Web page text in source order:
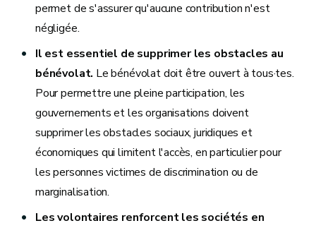
permet de s'assurer qu'aucune contribution n'est
négligée.
Il est essentiel de supprimer les obstacles au
bénévolat. Le bénévolat doit être ouvert à tous·tes.
Pour permettre une pleine participation, les
gouvernements et les organisations doivent
supprimer les obstacles sociaux, juridiques et
économiques qui limitent l'accès, en particulier pour
les personnes victimes de discrimination ou de
marginalisation.
Les volontaires renforcent les sociétés en